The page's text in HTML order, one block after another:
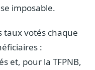
contenus
académiques
imposable.
taux votés chaque
:
et, pour la TFPNB,